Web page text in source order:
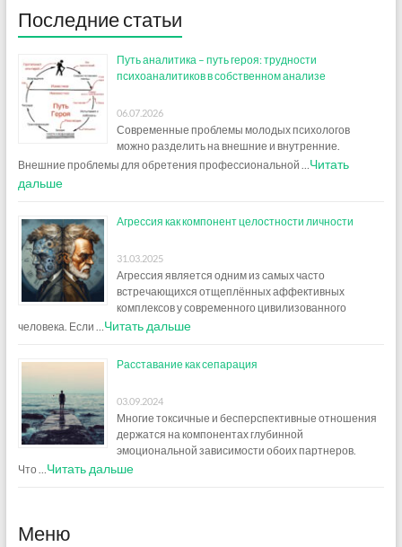
Последние статьи
Путь аналитика – путь героя: трудности
психоаналитиков в собственном анализе
06.07.2026
Современные проблемы молодых психологов
можно разделить на внешние и внутренние.
Внешние проблемы для обретения профессиональной …Читать
дальше
Агрессия как компонент целостности личности
31.03.2025
Агрессия является одним из самых часто
встречающихся отщеплённых аффективных
комплексов у современного цивилизованного
человека. Если …Читать дальше
Расставание как сепарация
03.09.2024
Многие токсичные и бесперспективные отношения
держатся на компонентах глубинной
эмоциональной зависимости обоих партнеров.
Что …Читать дальше
Меню